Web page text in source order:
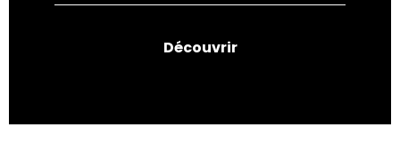
Découvrir